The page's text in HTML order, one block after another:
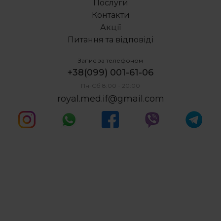
Лікування зубів під мікроскопом
Послуги
Контакти
Акції
Питання та відповіді
Запис за телефоном
+38(099) 001-61-06
Пн-Сб 8:00 - 20:00
royal.med.if@gmail.com